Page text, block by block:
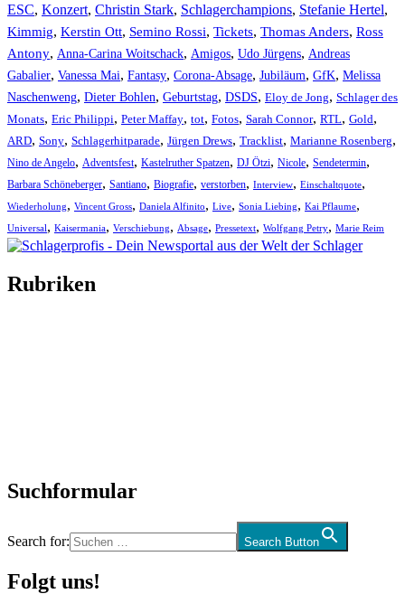
ESC, Konzert, Christin Stark, Schlagerchampions, Stefanie Hertel,
Kimmig, Kerstin Ott, Semino Rossi, Tickets, Thomas Anders, Ross
Antony, Anna-Carina Woitschack, Amigos, Udo Jürgens, Andreas
Gabalier, Vanessa Mai, Fantasy, Corona-Absage, Jubiläum, GfK, Melissa
Naschenweng, Dieter Bohlen, Geburtstag, DSDS, Eloy de Jong, Schlager des
Monats, Eric Philippi, Peter Maffay, tot, Fotos, Sarah Connor, RTL, Gold,
ARD, Sony, Schlagerhitparade, Jürgen Drews, Tracklist, Marianne Rosenberg,
Nino de Angelo, Adventsfest, Kastelruther Spatzen, DJ Ötzi, Nicole, Sendetermin,
Barbara Schöneberger, Santiano, Biografie, verstorben, Interview, Einschaltquote,
Wiederholung, Vincent Gross, Daniela Alfinito, Live, Sonia Liebing, Kai Pflaume,
Universal, Kaisermania, Verschiebung, Absage, Pressetext, Wolfgang Petry, Marie Reim
Rubriken
Suchformular
Search for: Search Button
Folgt uns!